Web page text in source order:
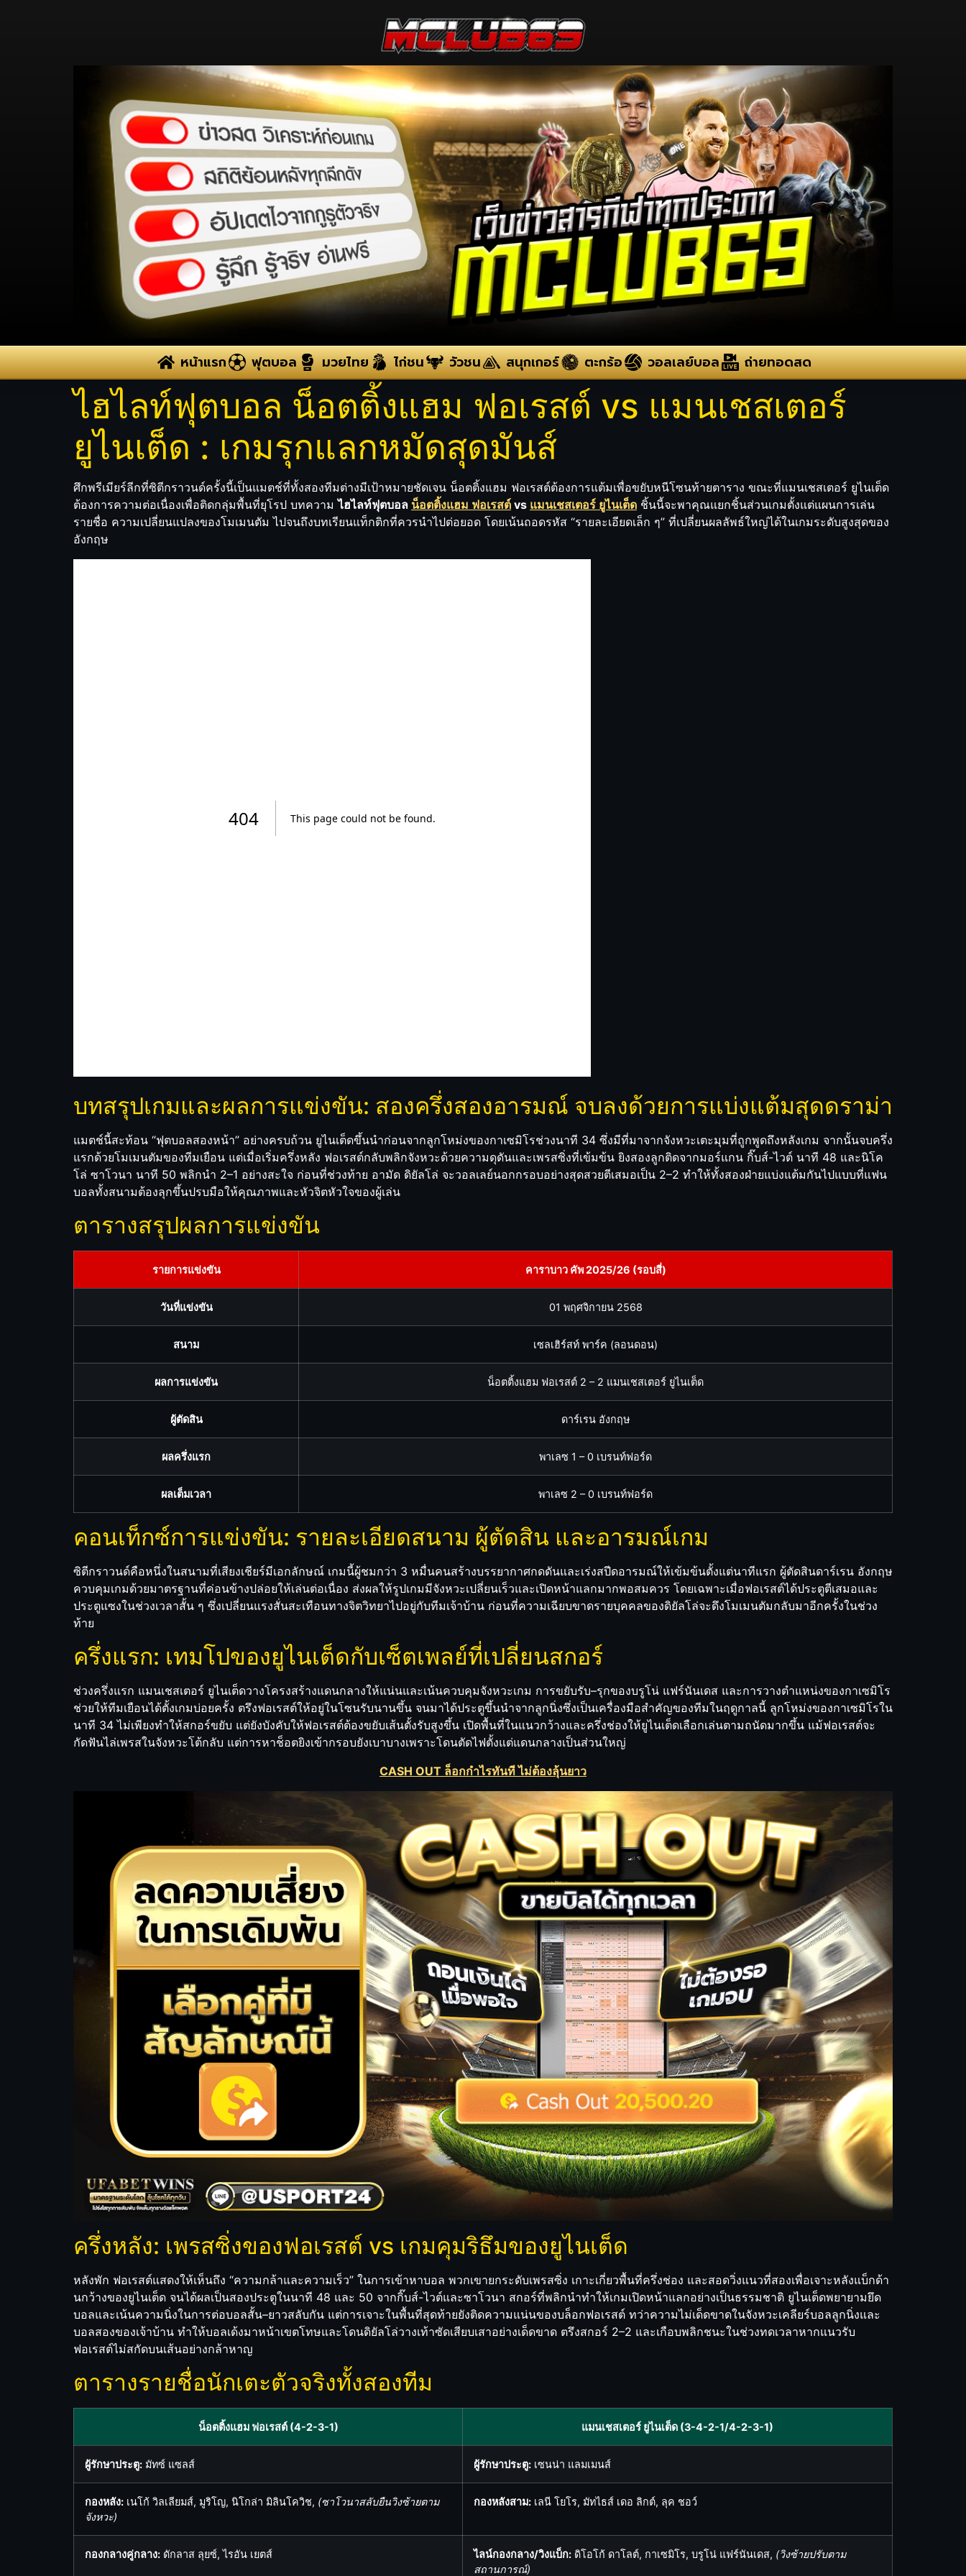
หน้าแรก ฟุตบอล มวยไทย ไก่ชน วัวชน สนุกเกอร์ ตะกร้อ วอลเลย์บอล ถ่ายทอดสด
ไฮไลท์ฟุตบอล น็อตติ้งแฮม ฟอเรสต์ vs แมนเชสเตอร์
ยูไนเต็ด : เกมรุกแลกหมัดสุดมันส์
ศึกพรีเมียร์ลีกที่ซิตีกราวนด์ครั้งนี้เป็นแมตช์ที่ทั้งสองทีมต่างมีเป้าหมายชัดเจน น็อตติ้งแฮม ฟอเรสต์ต้องการแต้มเพื่อขยับหนีโซนท้ายตาราง ขณะที่แมนเชสเตอร์ ยูไนเต็ด
ต้องการความต่อเนื่องเพื่อติดกลุ่มพื้นที่ยุโรป บทความไฮไลท์ฟุตบอล น็อตติ้งแฮม ฟอเรสต์ vs แมนเชสเตอร์ ยูไนเต็ด ชิ้นนี้จะพาคุณแยกชิ้นส่วนเกมตั้งแต่แผนการเล่น
รายชื่อ ความเปลี่ยนแปลงของโมเมนตัม ไปจนถึงบทเรียนแท็กติกที่ควรนำไปต่อยอด โดยเน้นถอดรหัส “รายละเอียดเล็ก ๆ” ที่เปลี่ยนผลลัพธ์ใหญ่ได้ในเกมระดับสูงสุดของ
อังกฤษ
บทสรุปเกมและผลการแข่งขัน: สองครึ่งสองอารมณ์ จบลงด้วยการแบ่งแต้มสุดดราม่า
แมตช์นี้สะท้อน “ฟุตบอลสองหน้า” อย่างครบถ้วน ยูไนเต็ดขึ้นนำก่อนจากลูกโหม่งของกาเซมิโรช่วงนาที 34 ซึ่งมีที่มาจากจังหวะเตะมุมที่ถูกพูดถึงหลังเกม จากนั้นจบครึ่ง
แรกด้วยโมเมนตัมของทีมเยือน แต่เมื่อเริ่มครึ่งหลัง ฟอเรสต์กลับพลิกจังหวะด้วยความดุดันและเพรสซิ่งที่เข้มข้น ยิงสองลูกติดจากมอร์แกน กิ๊บส์-ไวต์ นาที 48 และนิโค
โล่ ซาโวนา นาที 50 พลิกนำ 2–1 อย่างสะใจ ก่อนที่ช่วงท้าย อามัด ดิยัลโล่ จะวอลเลย์นอกกรอบอย่างสุดสวยตีเสมอเป็น 2–2 ทำให้ทั้งสองฝ่ายแบ่งแต้มกันไปแบบที่แฟน
บอลทั้งสนามต้องลุกขึ้นปรบมือให้คุณภาพและหัวจิตหัวใจของผู้เล่น
ตารางสรุปผลการแข่งขัน
รายการแข่งขัน คาราบาว คัพ 2025/26 (รอบสี่)
วันที่แข่งขัน 01 พฤศจิกายน 2568
สนาม เซลเฮิร์สท์ พาร์ค (ลอนดอน)
ผลการแข่งขัน น็อตติ้งแฮม ฟอเรสต์ 2 – 2 แมนเชสเตอร์ ยูไนเต็ด
ผู้ตัดสิน ดาร์เรน อังกฤษ
ผลครึ่งแรก พาเลซ 1 – 0 เบรนท์ฟอร์ด
ผลเต็มเวลา พาเลซ 2 – 0 เบรนท์ฟอร์ด
คอนเท็กซ์การแข่งขัน: รายละเอียดสนาม ผู้ตัดสิน และอารมณ์เกม
ซิตีกราวนด์คือหนึ่งในสนามที่เสียงเชียร์มีเอกลักษณ์ เกมนี้ผู้ชมกว่า 3 หมื่นคนสร้างบรรยากาศกดดันและเร่งสปีดอารมณ์ให้เข้มข้นตั้งแต่นาทีแรก ผู้ตัดสินดาร์เรน อังกฤษ
ควบคุมเกมด้วยมาตรฐานที่ค่อนข้างปล่อยให้เล่นต่อเนื่อง ส่งผลให้รูปเกมมีจังหวะเปลี่ยนเร็วและเปิดหน้าแลกมากพอสมควร โดยเฉพาะเมื่อฟอเรสต์ได้ประตูตีเสมอและ
ประตูแซงในช่วงเวลาสั้น ๆ ซึ่งเปลี่ยนแรงสั่นสะเทือนทางจิตวิทยาไปอยู่กับทีมเจ้าบ้าน ก่อนที่ความเฉียบขาดรายบุคคลของดิยัลโล่จะดึงโมเมนตัมกลับมาอีกครั้งในช่วง
ท้าย
ครึ่งแรก: เทมโปของยูไนเต็ดกับเซ็ตเพลย์ที่เปลี่ยนสกอร์
ช่วงครึ่งแรก แมนเชสเตอร์ ยูไนเต็ดวางโครงสร้างแดนกลางให้แน่นและเน้นควบคุมจังหวะเกม การขยับรับ–รุกของบรูโน่ แฟร์นันเดส และการวางตำแหน่งของกาเซมิโร
ช่วยให้ทีมเยือนได้ตั้งเกมบ่อยครั้ง ตรึงฟอเรสต์ให้อยู่ในโซนรับนานขึ้น จนมาได้ประตูขึ้นนำจากลูกนิ่งซึ่งเป็นเครื่องมือสำคัญของทีมในฤดูกาลนี้ ลูกโหม่งของกาเซมิโรใน
นาที 34 ไม่เพียงทำให้สกอร์ขยับ แต่ยังบังคับให้ฟอเรสต์ต้องขยับเส้นตั้งรับสูงขึ้น เปิดพื้นที่ในแนวกว้างและครึ่งช่องให้ยูไนเต็ดเลือกเล่นตามถนัดมากขึ้น แม้ฟอเรสต์จะ
กัดฟันไล่เพรสในจังหวะโต้กลับ แต่การหาช็อตยิงเข้ากรอบยังเบาบางเพราะโดนตัดไฟตั้งแต่แดนกลางเป็นส่วนใหญ่
CASH OUT ล็อกกำไรทันที ไม่ต้องลุ้นยาว
ครึ่งหลัง: เพรสซิ่งของฟอเรสต์ vs เกมคุมริธึมของยูไนเต็ด
หลังพัก ฟอเรสต์แสดงให้เห็นถึง “ความกล้าและความเร็ว” ในการเข้าหาบอล พวกเขายกระดับเพรสซิ่ง เกาะเกี่ยวพื้นที่ครึ่งช่อง และสอดวิ่งแนวที่สองเพื่อเจาะหลังแบ็กด้า
นกว้างของยูไนเต็ด จนได้ผลเป็นสองประตูในนาที 48 และ 50 จากกิ๊บส์-ไวต์และซาโวนา สกอร์ที่พลิกนำทำให้เกมเปิดหน้าแลกอย่างเป็นธรรมชาติ ยูไนเต็ดพยายามยึด
บอลและเน้นความนิ่งในการต่อบอลสั้น–ยาวสลับกัน แต่การเจาะในพื้นที่สุดท้ายยังติดความแน่นของบล็อกฟอเรสต์ ทว่าความไม่เด็ดขาดในจังหวะเคลียร์บอลลูกนิ่งและ
บอลสองของเจ้าบ้าน ทำให้บอลเด้งมาหน้าเขตโทษและโดนดิยัลโล่วางเท้าซัดเสียบเสาอย่างเด็ดขาด ตรึงสกอร์ 2–2 และเกือบพลิกชนะในช่วงทดเวลาหากแนวรับ
ฟอเรสต์ไม่สกัดบนเส้นอย่างกล้าหาญ
ตารางรายชื่อนักเตะตัวจริงทั้งสองทีม
น็อตติ้งแฮม ฟอเรสต์ (4-2-3-1) แมนเชสเตอร์ ยูไนเต็ด (3-4-2-1/4-2-3-1)
ผู้รักษาประตู: มัทซ์ แซลส์ ผู้รักษาประตู: เซนน่า แลมเมนส์
กองหลัง: เนโก้ วิลเลียมส์, มูริโญ, นิโกล่า มิลินโควิช, (ซาโวนาสลับยืนวิงซ้ายตาม
จังหวะ)
กองหลังสาม: เลนี โยโร, มัทไธส์ เดอ ลิกต์, ลุค ชอว์
กองกลางคู่กลาง: ดักลาส ลุยซ์, ไรอัน เยตส์ ไลน์กองกลาง/วิงแบ็ก: ดิโอโก้ ดาโลต์, กาเซมิโร, บรูโน่ แฟร์นันเดส, (วิงซ้ายปรับตาม
สถานการณ์)